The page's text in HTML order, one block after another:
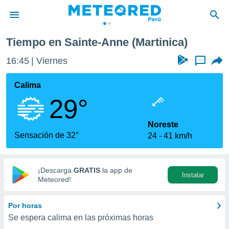
de
ha sido
calidad.
a este
las
y
digital
basada
Tiempo en Sainte-Anne (Martinica)
16:45 Viernes ...
Calima
29°
Sensación de 32°
Noreste
24
41 km/h
¡Descarga GRATIS la app de
Meteored!
Instalar
Por horas
Se espera calima en las próximas horas